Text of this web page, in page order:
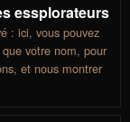
essplorateurs
: ici, vous pouvez
votre nom, pour
et nous montrer